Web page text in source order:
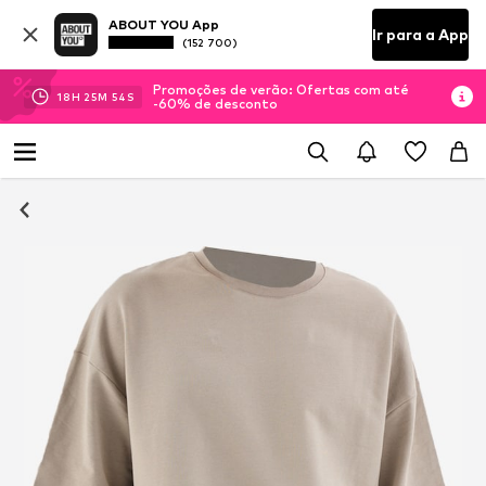
ABOUT YOU App
(152 700) Ir para a App
18H 25M 54 S
Promoções de verão: Ofertas com até
-60% de desconto